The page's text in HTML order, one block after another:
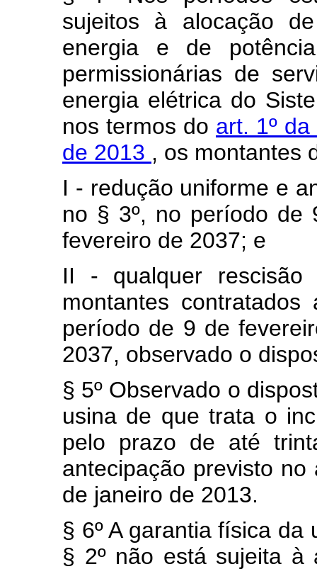
sujeitos à alocação
energia e de
permissionárias de
energia elétrica do
nos termos do art. 1º
de 2013 , os montantes
I - redução uniforme e
no § 3º, no período
fevereiro de 2037; e
II - qualquer rescisão
montantes
período de 9 de
2037, observado o
§ 5º Observado o
usina de que trata o
pelo prazo de até
antecipação previsto
de janeiro de 2013.
§ 6º A garantia física
§ 2º não está sujeita à